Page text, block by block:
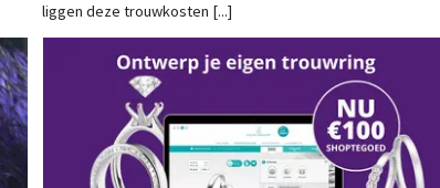
liggen deze trouwkosten [...]